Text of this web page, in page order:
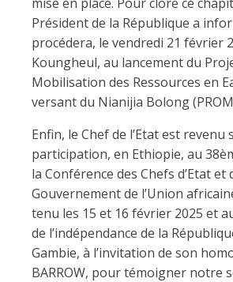
Président de la République a
procédera, le vendredi 21 février
Koungheul, au lancement du
Mobilisation des Ressources en
versant du Nianijia Bolong
Enfin, le Chef de l’Etat est revenu
participation, en Ethiopie, au
la Conférence des Chefs d’Etat et
Gouvernement de l’Union
tenu les 15 et 16 février 2025 et
de l’indépendance de la
Gambie, à l’invitation de son
BARROW, pour témoigner notre